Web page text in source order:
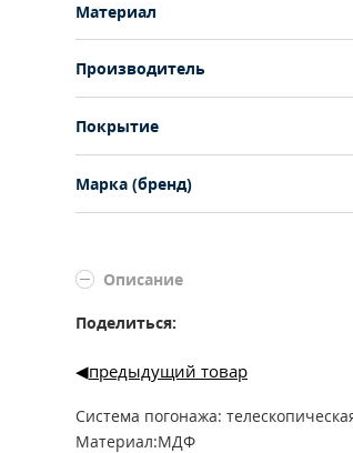
Материал
Производитель
Покрытие
Марка (бренд)
Описание
Поделиться:
предыдущий товар
Система погонажа:
Материал:МДФ